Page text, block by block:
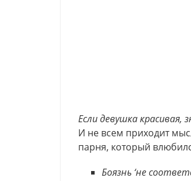
Если девушка красивая,
И не всем приходит
парня, который
Боязнь ‘не